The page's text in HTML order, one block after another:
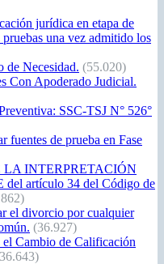
jurídica en etapa de
una vez admitido los
de Necesidad. (55.020)
Con Apoderado Judicial.
SSC-TSJ N° 526°
fuentes de prueba en Fase
INTERPRETACIÓN
artículo 34 del Código de
el divorcio por cualquier
(36.927)
Cambio de Calificación